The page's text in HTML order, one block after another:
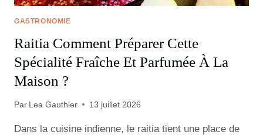
GASTRONOMIE
Raitia Comment Préparer Cette
Spécialité Fraîche Et Parfumée À La
Maison ?
Par Lea Gauthier 13 juillet 2026
Dans la cuisine indienne, le raitia tient une place de